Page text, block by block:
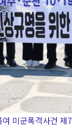
미군폭격사건 제